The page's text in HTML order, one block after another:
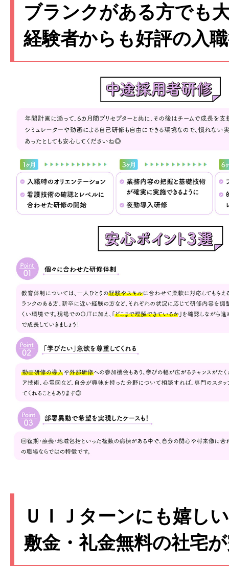
ブランクがある方でも
経験者からも好評の入
ＵＩＪターンにも嬉しい
敷金・礼金無料の社宅